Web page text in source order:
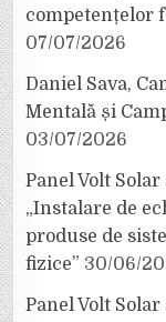
competențelor
07/07/2026
Daniel Sava,
Mentală și
03/07/2026
Panel Volt
„Instalare de
produse de
fizice” 30/06/
Panel Volt